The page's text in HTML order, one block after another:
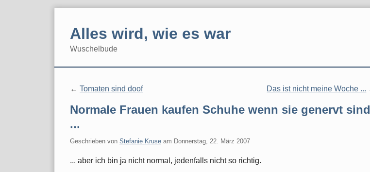
Alles wird, wie es war
Wuschelbude
Tomaten sind doof Das ist nicht meine Woche ...
Normale Frauen kaufen Schuhe wenn sie genervt sind
...
Geschrieben von Stefanie Kruse am Donnerstag, 22. März 2007
... aber ich bin ja nicht normal, jedenfalls nicht so richtig.